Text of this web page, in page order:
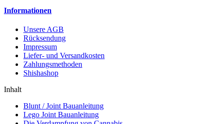
Informationen
Unsere AGB
Rücksendung
Impressum
Liefer- und Versandkosten
Zahlungsmethoden
Shishashop
Inhalt
Blunt / Joint Bauanleitung
Lego Joint Bauanleitung